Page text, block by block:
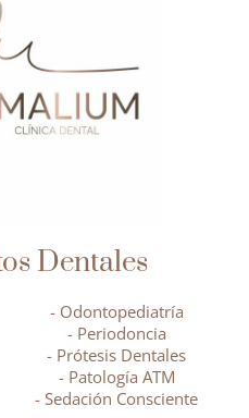
Dentales
- Odontopediatría
- Periodoncia
- Prótesis Dentales
- Patología ATM
- Sedación Consciente